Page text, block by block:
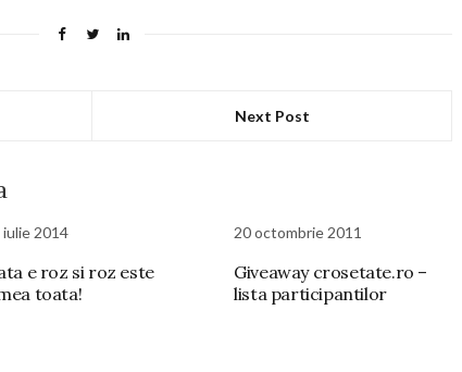
Next Post
iulie 2014
e roz si roz este
toata!
20 octombrie 2011
Giveaway crosetate.ro –
lista participantilor